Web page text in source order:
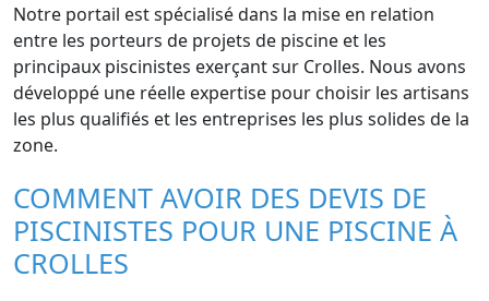
Notre portail est spécialisé dans la mise en relation
entre les porteurs de projets de piscine et les
principaux piscinistes exerçant sur Crolles. Nous avons
développé une réelle expertise pour choisir les artisans
les plus qualifiés et les entreprises les plus solides de la
zone.
COMMENT AVOIR DES DEVIS DE
PISCINISTES POUR UNE PISCINE À
CROLLES